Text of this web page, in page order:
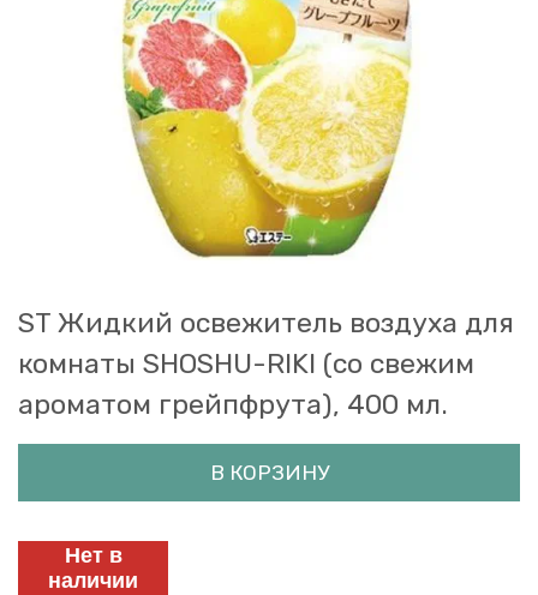
ST Жидкий освежитель воздуха для
комнаты SHOSHU-RIKI (со свежим
ароматом грейпфрута), 400 мл.
В КОРЗИНУ
Нет в
наличии